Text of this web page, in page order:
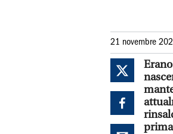
21 novembre